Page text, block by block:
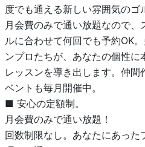
度でも通える新しい雰囲気のゴ
月会費のみで通い放題なので、
ルに合わせて何回でも予約OK
ンプロたちが、あなたの個性
レッスンを導き出します。仲間
ベントも毎月開催中。
■ 安心の定額制。
月会費のみで通い放題！
回数制限なし。あなたにあっ